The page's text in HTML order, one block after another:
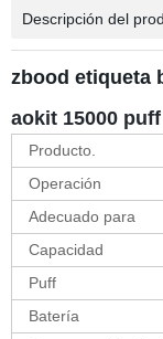
Descripción del
zbood etiqueta
aokit 15000
Producto.
Operación
Adecuado para
Capacidad
Puff
Batería